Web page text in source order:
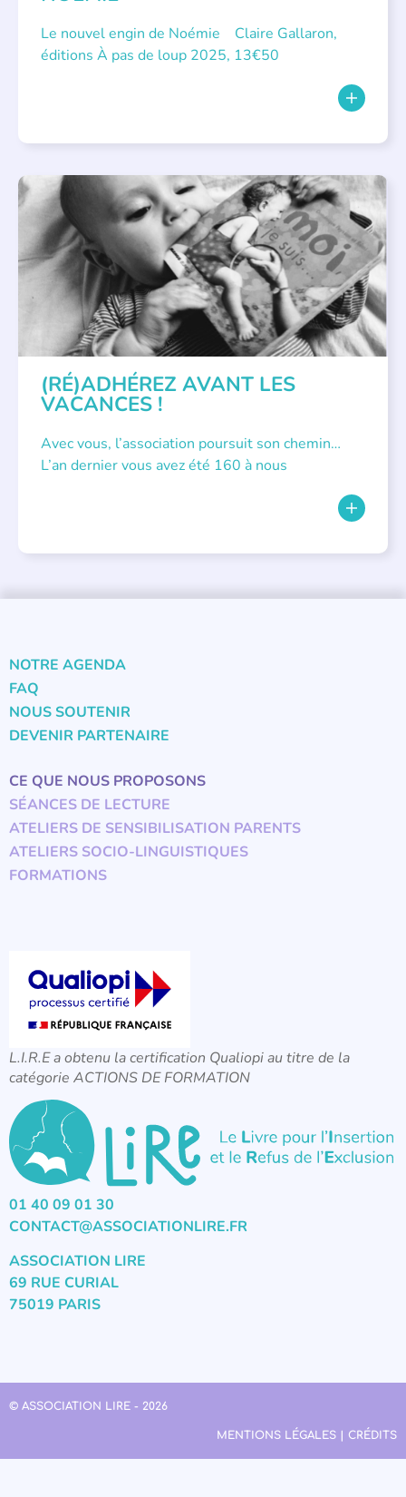
Le nouvel engin de Noémie Claire Gallaron,
éditions À pas de loup 2025, 13€50
APPEL À SOUTIEN
(RÉ)ADHÉREZ AVANT LES
VACANCES !
Avec vous, l’association poursuit son chemin…
L’an dernier vous avez été 160 à nous
NOTRE AGENDA
FAQ
NOUS SOUTENIR
DEVENIR PARTENAIRE
CE QUE NOUS PROPOSONS
SÉANCES DE LECTURE
ATELIERS DE SENSIBILISATION PARENTS
ATELIERS SOCIO-LINGUISTIQUES
FORMATIONS
L.I.R.E a obtenu la certification Qualiopi au titre de la
catégorie ACTIONS DE FORMATION
01 40 09 01 30
CONTACT@ASSOCIATIONLIRE.FR
ASSOCIATION LIRE
69 RUE CURIAL
75019 PARIS
© ASSOCIATION LIRE - 2026
MENTIONS LÉGALES | CRÉDITS